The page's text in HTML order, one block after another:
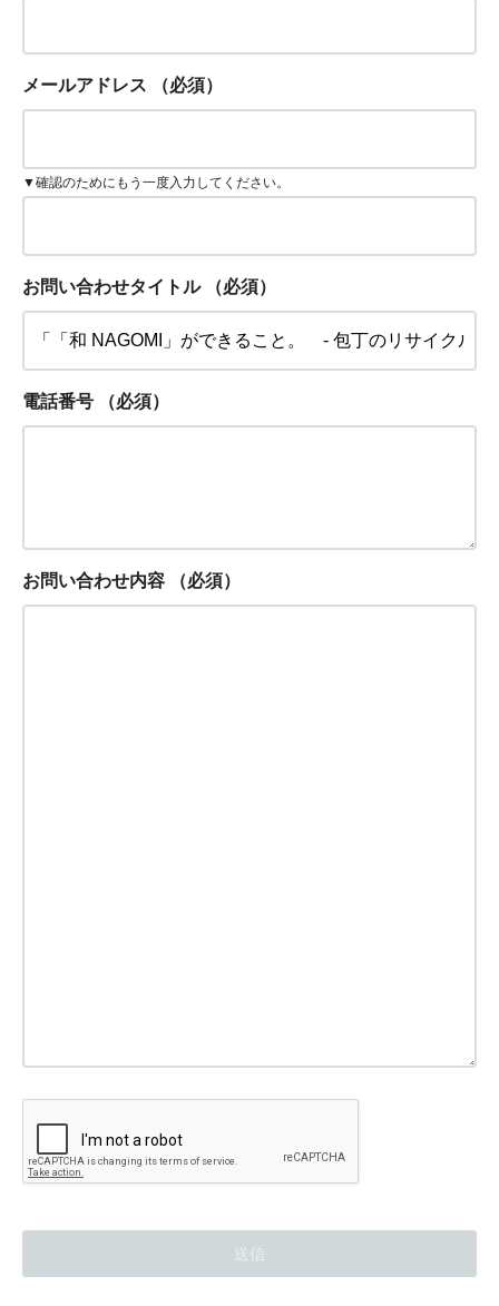
メールアドレス （必須）
▼確認のためにもう一度入力してください。
お問い合わせタイトル （必須）
電話番号 （必須）
お問い合わせ内容 （必須）